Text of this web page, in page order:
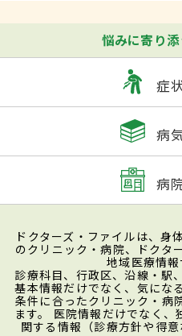
悩みに寄り
症
病
病
ドクターズ・ファイルは、身
のクリニック・病院、ドクタ
地域医療情報
診療科目、行政区、沿線・駅
基本情報だけでなく、気にな
条件に合ったクリニック・病
ます。 医院情報だけでなく、
関する情報（診療方針や得